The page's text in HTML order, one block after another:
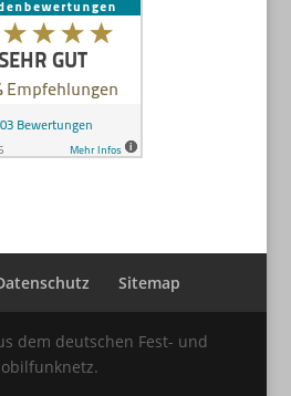
Sitemap
dem deutschen Fest- und